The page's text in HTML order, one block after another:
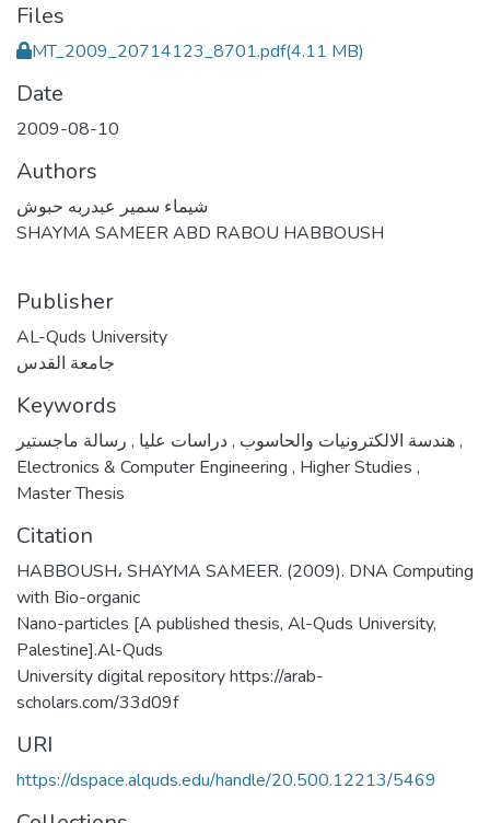
Files
MT_2009_20714123_8701.pdf(4.11 MB)
Date
2009-08-10
Authors
شيماء سمير عبدربه حبوش
SHAYMA SAMEER ABD RABOU HABBOUSH
Publisher
AL-Quds University
جامعة القدس
Keywords
هندسة الالكترونيات والحاسوب ,دراسات عليا ,
,
Electronics & Computer Engineering , Higher Studies ,
Master Thesis
Citation
HABBOUSH، SHAYMA SAMEER. (2009). DNA Computing
with Bio-organic
Nano-particles [A published thesis, Al-Quds University,
Palestine].Al-Quds
University digital repository https://arab-
scholars.com/33d09f
URI
https://dspace.alquds.edu/handle/20.500.12213/5469